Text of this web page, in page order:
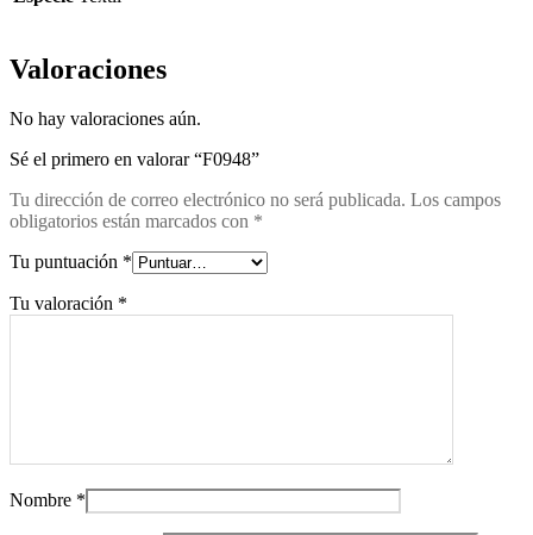
Valoraciones
No hay valoraciones aún.
Sé el primero en valorar “F0948”
Tu dirección de correo electrónico no será publicada. Los campos
obligatorios están marcados con *
Tu puntuación *
Tu valoración *
Nombre *